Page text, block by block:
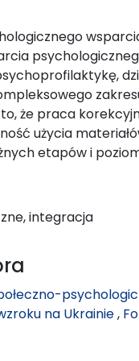
że praca
użycia
etapów i
integracja
na Ukrainie,